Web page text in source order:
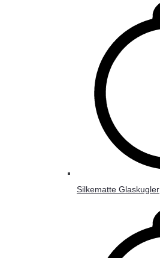
Silkematte Glaskugler